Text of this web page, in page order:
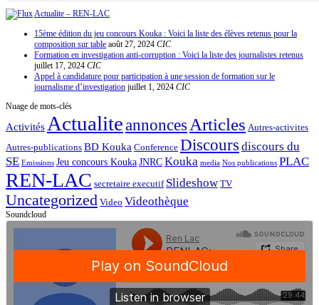
Actualite – REN-LAC
15ème édition du jeu concours Kouka : Voici la liste des élèves retenus pour la
composition sur table août 27, 2024 CIC
Formation en investigation anti-corruption : Voici la liste des journalistes retenus
juillet 17, 2024 CIC
Appel à candidature pour participation à une session de formation sur le
journalisme d’investigation juillet 1, 2024 CIC
Nuage de mots-clés
Activités Actualiteannonces Articles Autres-activites
Autres-publications BD Kouka Conference Discours discours du
SE Emissions Jeu concours KoukaJNRCKouka media Nos publications PLAC
REN-LAC secretaire executif Slideshow TV
Uncategorized Video Videothèque
Soundcloud